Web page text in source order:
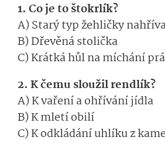
1. Co je to štokrlík?
A) Starý typ žehličky
B) Dřevěná stolička
C) Krátká hůl na míchání
2. K čemu sloužil rendlík?
A) K vaření a ohřívání jídla
B) K mletí obilí
C) K odkládání uhlíku z